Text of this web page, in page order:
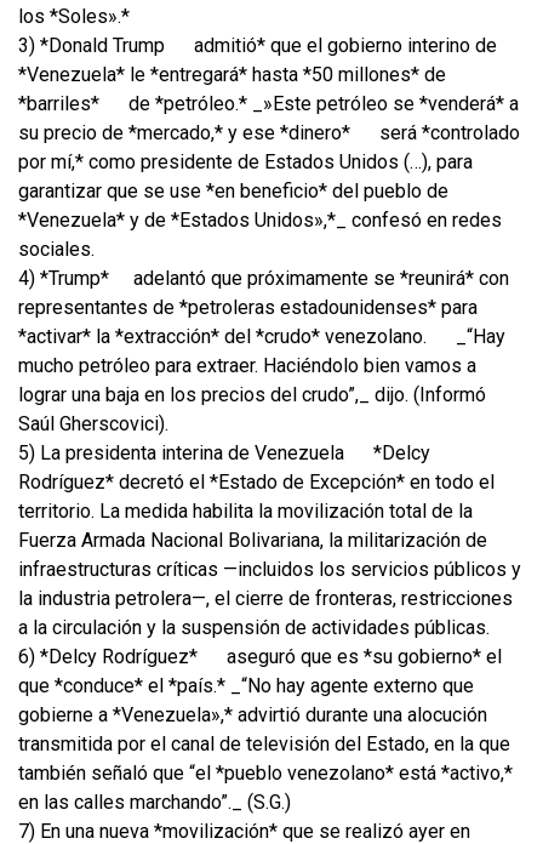
los *Soles».*
3) *Donald Trump
admitió* que el gobierno interino de
*Venezuela* le *entregará* hasta *50 millones* de
*barriles*
de *petróleo.* _»Este petróleo se *venderá* a
su precio de *mercado,* y ese *dinero*
será *controlado
por mí,* como presidente de Estados Unidos (…), para
garantizar que se use *en beneficio* del pueblo de
*Venezuela* y de *Estados Unidos»,*_ confesó en redes
sociales.
4) *Trump*
adelantó que próximamente se *reunirá* con
representantes de *petroleras estadounidenses* para
*activar* la *extracción* del *crudo* venezolano.
_“Hay
mucho petróleo para extraer. Haciéndolo bien vamos a
lograr una baja en los precios del crudo”,_ dijo. (Informó
Saúl Gherscovici).
5) La presidenta interina de Venezuela
*Delcy
Rodríguez* decretó el *Estado de Excepción* en todo el
territorio. La medida habilita la movilización total de la
Fuerza Armada Nacional Bolivariana, la militarización de
infraestructuras críticas —incluidos los servicios públicos y
la industria petrolera—, el cierre de fronteras, restricciones
a la circulación y la suspensión de actividades públicas.
6) *Delcy Rodríguez*
aseguró que es *su gobierno* el
que *conduce* el *país.* _“No hay agente externo que
gobierne a *Venezuela»,* advirtió durante una alocución
transmitida por el canal de televisión del Estado, en la que
también señaló que “el *pueblo venezolano* está *activo,*
en las calles marchando”._ (S.G.)
7) En una nueva *movilización* que se realizó ayer en